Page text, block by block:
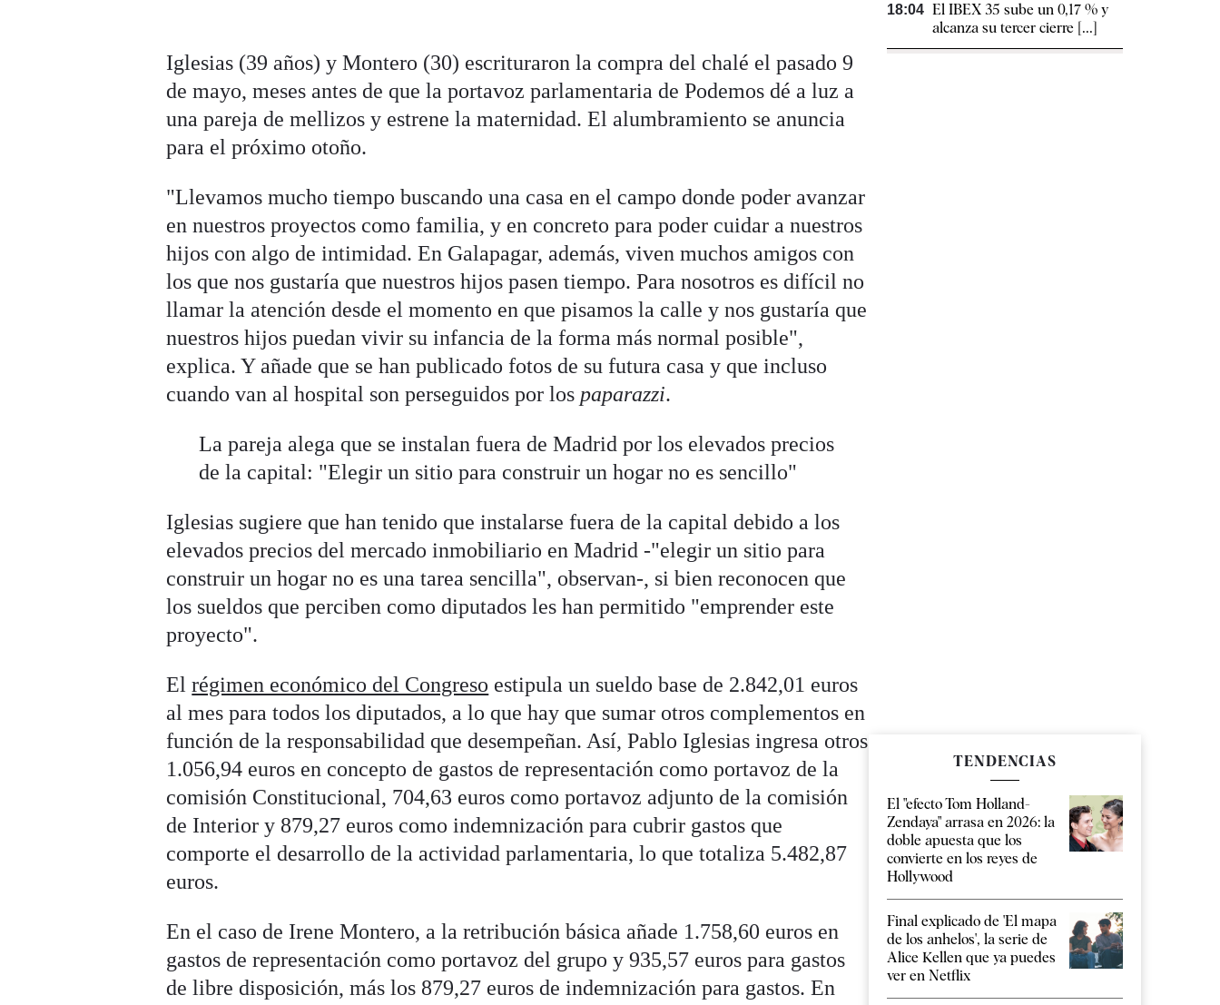
Iglesias (39 años) y Montero (30) escrituraron la compra del chalé el pasado 9
de mayo, meses antes de que la portavoz parlamentaria de Podemos dé a luz a
una pareja de mellizos y estrene la maternidad. El alumbramiento se anuncia
para el próximo otoño.
"Llevamos mucho tiempo buscando una casa en el campo donde poder avanzar
en nuestros proyectos como familia, y en concreto para poder cuidar a nuestros
hijos con algo de intimidad. En Galapagar, además, viven muchos amigos con
los que nos gustaría que nuestros hijos pasen tiempo. Para nosotros es difícil no
llamar la atención desde el momento en que pisamos la calle y nos gustaría que
nuestros hijos puedan vivir su infancia de la forma más normal posible",
explica. Y añade que se han publicado fotos de su futura casa y que incluso
cuando van al hospital son perseguidos por los paparazzi.
La pareja alega que se instalan fuera de Madrid por los elevados precios
de la capital: "Elegir un sitio para construir un hogar no es sencillo"
Iglesias sugiere que han tenido que instalarse fuera de la capital debido a los
elevados precios del mercado inmobiliario en Madrid -"elegir un sitio para
construir un hogar no es una tarea sencilla", observan-, si bien reconocen que
los sueldos que perciben como diputados les han permitido "emprender este
proyecto".
Elrégimen económico del Congreso estipula un sueldo base de 2.842,01 euros
al mes para todos los diputados, a lo que hay que sumar otros complementos en
función de la responsabilidad que desempeñan. Así, Pablo Iglesias ingresa otros
1.056,94 euros en concepto de gastos de representación como portavoz de la
comisión Constitucional, 704,63 euros como portavoz adjunto de la comisión
de Interior y 879,27 euros como indemnización para cubrir gastos que
comporte el desarrollo de la actividad parlamentaria, lo que totaliza 5.482,87
euros.
En el caso de Irene Montero, a la retribución básica añade 1.758,60 euros en
gastos de representación como portavoz del grupo y 935,57 euros para gastos
de libre disposición, más los 879,27 euros de indemnización para gastos. En
18:04 El IBEX 35 sube un 0,17 % y
alcanza su tercer cierre [...]
TENDENCIAS
El "efecto Tom Holland-
Zendaya" arrasa en 2026: la
doble apuesta que los
convierte en los reyes de
Hollywood
Final explicado de 'El mapa
de los anhelos', la serie de
Alice Kellen que ya puedes
ver en Netflix